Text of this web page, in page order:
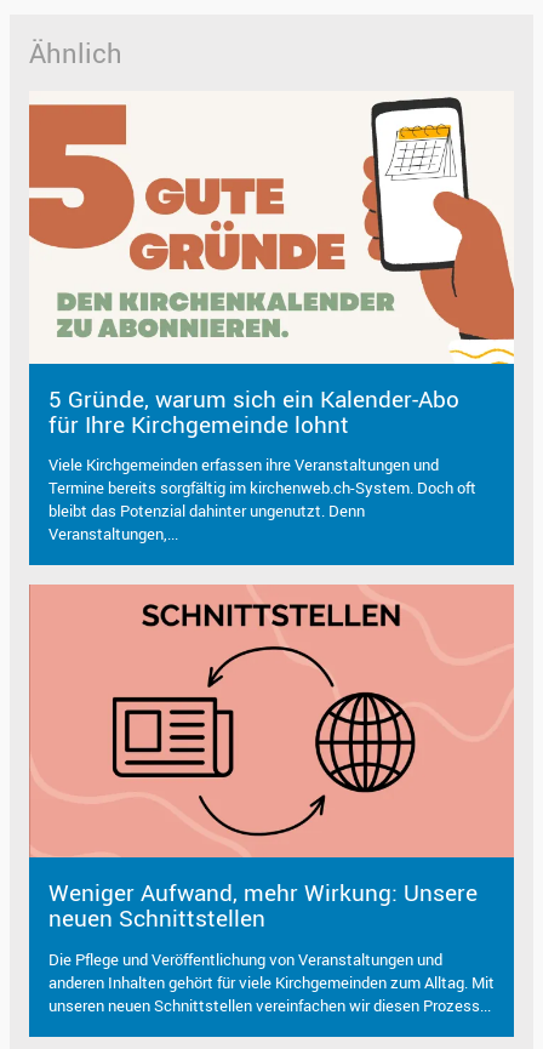
Ähnlich
5 Gründe, warum sich ein Kalender-Abo
für Ihre Kirchgemeinde lohnt
Viele Kirchgemeinden erfassen ihre Veranstaltungen und
Termine bereits sorgfältig im kirchenweb.ch-System. Doch oft
bleibt das Potenzial dahinter ungenutzt. Denn
Veranstaltungen,...
Weniger Aufwand, mehr Wirkung: Unsere
neuen Schnittstellen
Die Pflege und Veröffentlichung von Veranstaltungen und
anderen Inhalten gehört für viele Kirchgemeinden zum Alltag. Mit
unseren neuen Schnittstellen vereinfachen wir diesen Prozess...